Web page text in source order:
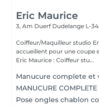
Eric Maurice
3, Am Duerf Dudelange L-
Coiffeur/Maquilleur studio Eric Maurice et son equipe vous
accueillent pour une coupe
Eric Maurice : Coiffeur stu...
Manucure complete et
MANUCURE
Pose ongles chablon